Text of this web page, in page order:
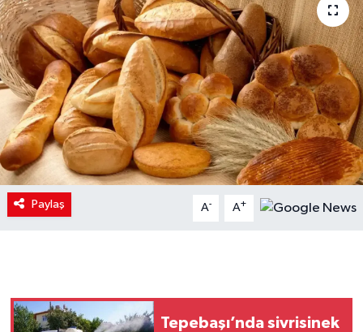
Paylaş A- A+
Tepebaşı’nda sivrisinek